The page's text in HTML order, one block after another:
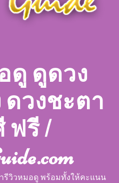
ดู ดูดวง
ดวงชะตา
ฟรี |
รีวิวหมอดู พร้อมทั้งให้คะแนน